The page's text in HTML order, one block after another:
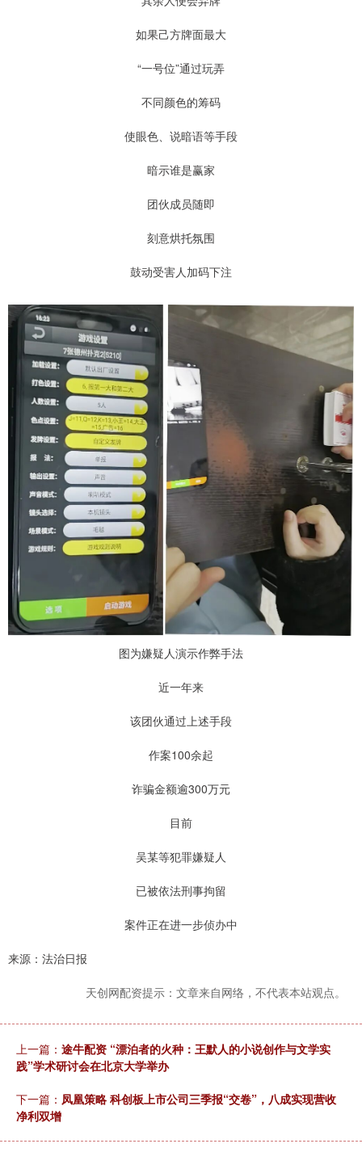
如果己方牌面最大
“一号位”通过玩弄
不同颜色的筹码
使眼色、说暗语等手段
暗示谁是赢家
团伙成员随即
刻意烘托氛围
鼓动受害人加码下注
图为嫌疑人演示作弊手法
近一年来
该团伙通过上述手段
作案100余起
诈骗金额逾300万元
目前
吴某等犯罪嫌疑人
已被依法刑事拘留
案件正在进一步侦办中
来源：法治日报
天创网配资提示：文章来自网络，不代表本站观点。
上一篇： 途牛配资 “漂泊者的火种：王默人的小说创作与文学实
践”学术研讨会在北京大学举办
下一篇： 凤凰策略 科创板上市公司三季报“交卷”，八成实现营收
净利双增